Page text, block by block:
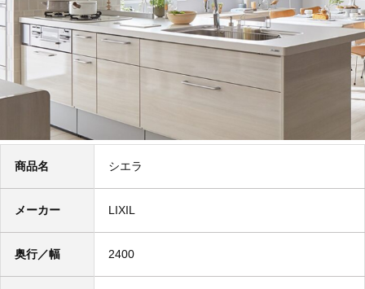
商品名 シエラ
メーカー LIXIL
奥行／幅 2400